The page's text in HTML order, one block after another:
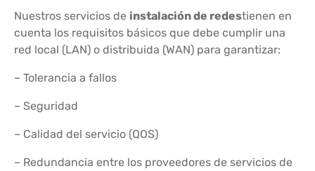
Nuestros servicios de instalación de redestienen en
cuenta los requisitos básicos que debe cumplir una
red local (LAN) o distribuida (WAN) para garantizar:
– Tolerancia a fallos
– Seguridad
– Calidad del servicio (QOS)
– Redundancia entre los proveedores de servicios de